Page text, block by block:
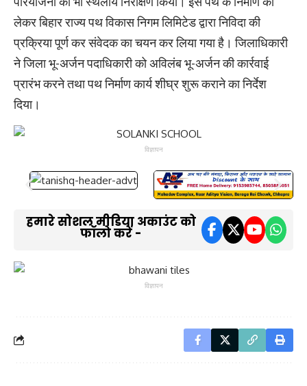
लेकर बिहार राज्य पथ विकास निगम लिमिटेड द्वारा निविदा की
प्रक्रिया पूर्ण कर संवेदक का चयन कर लिया गया है। जिलाधिकारी
ने जिला भू-अर्जन पदाधिकारी को अविलंब भू-अर्जन की कार्रवाई
प्रारंभ करने तथा पथ निर्माण कार्य शीघ्र शुरू कराने का निर्देश
दिया।
विज्ञापन
हमारे सोशल मीडिया अकाउंट को
फॉलो करें -
विज्ञापन